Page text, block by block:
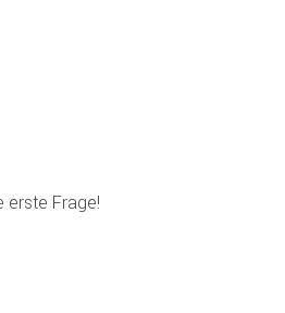
erste Frage!